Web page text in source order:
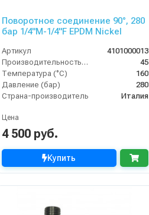
Поворотное соединение 90°, 280
бар 1/4"M-1/4"F EPDM Nickel
Артикул
4101000013
Производительность (л/мин)
45
Температура (°C)
160
Давление (бар)
280
Страна-производитель
Италия
Цена
4 500 руб.
Купить